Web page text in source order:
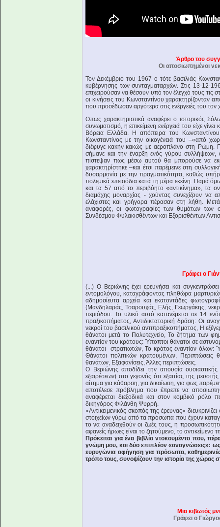
Άρθρο του
Οι αποσιωπημένοι
Τον Δεκέμβριο του 1967 ο τότε βασιλιάς
κυβέρνησης των συνταγματαρχών. Στις 13-12-
επιχειρούσαν να θέσουν υπό τον έλεγχό τους τις
οι κινήσεις του Κωνσταντίνου χαρακτηρίζονταν
που προσέδωσαν αργότερα στις ενέργειές του
Οπως χαρακτηριστικά αναφέρει ο ιστορικός
συνωμοτισμό, η επικείμενη ενέργειά του είχε
Βόρεια Ελλάδα. Η απόπειρα του
Κωνσταντίνος με την οικογένειά του –«από
διέφυγε κακήν-κακώς με αεροπλάνο στη Ρώμη.
σήμανε και την έναρξη ενός γύρου συλλήψεων,
πίστεψαν πως μέσω αυτού θα μπορούσε να
χαρακτηρίστηκε –και έτσι παρέμεινε στη
δυσαρμονία με την πραγματικότητα, καθώς
πολεμικά επεισόδια κατά τη μέρα εκείνη. Παρά
και τα 57 από το περιβόητο «αντικίνημα», τα
διαμάχης μοναρχίας - χούντας συνεχίζουν
ελάχιστες και γρήγορα πέρασαν στη λήθη.
αναφορές, οι φωτογραφίες των θυμάτων των
Συνδέσμου Φυλακισθέντων και Εξορισθέντων
Γράφει ο
(...) Ο Βεριώνης έχει ερευνήσει και
εντομολόγου, καταγράφοντας πληθώρα
αδημοσίευτα αρχεία και εκατοντάδες
(Μανδηλαράς, Τσαρουχάς, Ελής, Γεωργάκης,
περιόδου. Το υλικό αυτό κατανέμεται σε 14
πραξικοπήματος, Αντιδικτατορική δράση: Οι
νεκροί του βασιλικού αντιπραξικοπήματος, Η
θάνατοι μετά το Πολυτεχνείο, Το ζήτημα των
εναντίον του κράτους: Ύποπτοι θάνατοι σε
θάνατοι στρατιωτών, Το κράτος εναντίον όλων:
Θάνατοι πολιτικών κρατουμένων, Περιπτώσεις
θανάτων, Εξαφανίσεις, Άλλες περιπτώσεις.
Ο Βεριώνης αποδίδει την απουσία
εξαιρέσεων) στο γεγονός ότι εξαιτίας της
αίτημα για κάθαρση, για δικαίωση, για φως
αποτέλεσε πρόβλημα που έπρεπε να
αναφέρεται διεξοδικά και στον κομβικό
δικηγόρος Φιλάνθη Ψυρρή.
«Αντικειμενικός σκοπός της έρευνας»
στοιχείων γύρω από τα πρόσωπα που έχουν
το να αναδειχθούν οι ζωές τους, η
αφανείς ήρωες είναι το ζητούμενο, το
Πρόκειται για ένα βιβλίο ντοκουμέντο που,
γνώμη μου, και δύο επιπλέον «αναγνώσεις»: ως
ευρυγώνια αφήγηση για πρόσωπα, καθημερινές
τρόπο τους, συνοψίζουν την ιστορία της χώρας
Μια κιβωτός
Γράφει ο